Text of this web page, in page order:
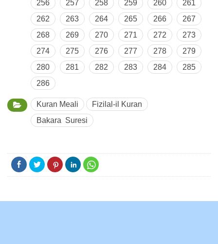
256 257 258 259 260
261
262
263 264 265 266
267
268
269 270 271 272
273
274
275 276 277 278
279
280
281 282 283 284
285
286
Kuran Meali
Fizilal-il Kuran
Bakara Suresi